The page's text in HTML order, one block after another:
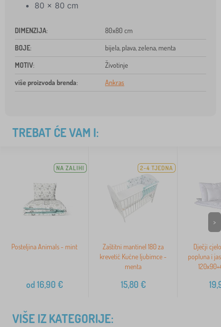
80 x 80 cm
DIMENZIJA: 80x80 cm
BOJE: bijela, plava, zelena, menta
MOTIV: Životinje
više proizvoda brenda: Ankras
TREBAT ĆE VAM I:
NA ZALIHI
Posteljina Animals - mint
od 16,90 €
2-4 TJEDNA
Zaštitni mantinel 180 za
krevetić Kućne ljubimce -
menta
15,80 €
Dječji
popluna i
>
VIŠE IZ KATEGORIJE: